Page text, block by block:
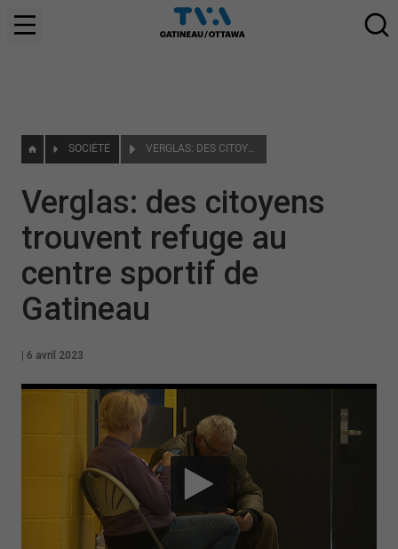
SOCIÉTÉ VERGLAS: DES CITOYENS TROUVENT REFUGE AU CENTRE SPORTIF DE GATINEAU
Verglas: des citoyens
trouvent refuge au
centre sportif de
Gatineau
6 avril 2023